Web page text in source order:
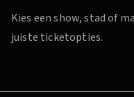
Kies een show, stad of
juiste ticketopties.